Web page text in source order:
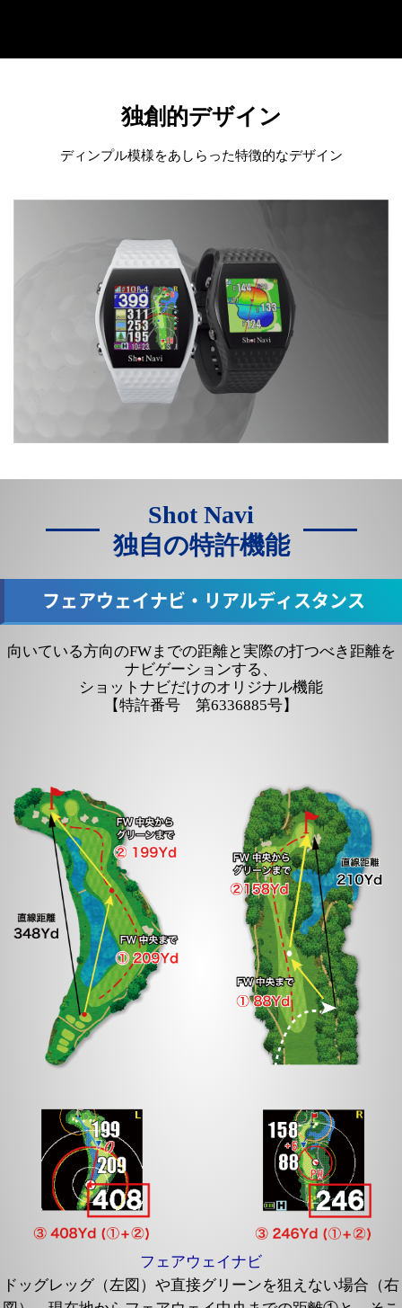
独創的デザイン
ディンプル模様をあしらった特徴的なデザイン
Shot Navi
独自の特許機能
フェアウェイナビ・リアルディスタンス
向いている方向のFWまでの距離と実際の打つべき距離を
ナビゲーションする、
ショットナビだけのオリジナル機能
【特許番号 第6336885号】
フェアウェイナビ
ドッグレッグ（左図）や直接グリーンを狙えない場合（右